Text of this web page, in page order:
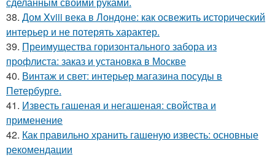
38. Дом Xviii века в Лондоне: как освежить исторический
интерьер и не потерять характер.
39. Преимущества горизонтального забора из
профлиста: заказ и установка в Москве
40. Винтаж и свет: интерьер магазина посуды в
Петербурге.
41. Известь гашеная и негашеная: свойства и
применение
42. Как правильно хранить гашеную известь: основные
рекомендации